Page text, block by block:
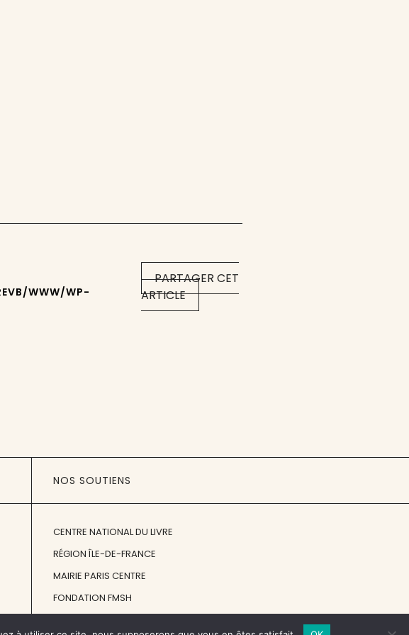
PARTAGER CET
ARTICLE
WWW/WP-
NOS SOUTIENS
CENTRE NATIONAL DU LIVRE
RÉGION ÎLE-DE-FRANCE
MAIRIE PARIS CENTRE
FONDATION FMSH